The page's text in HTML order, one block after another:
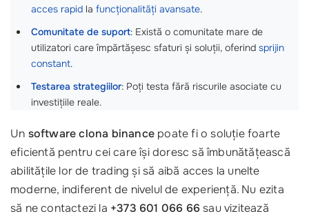
acces rapid la funcționalități avansate.
Comunitate de suport: Există o comunitate mare de
utilizatori care împărtășesc sfaturi și soluții, oferind sprijin
constant.
Testarea strategiilor: Poți testa fără riscurile asociate cu
investițiile reale.
Un software clona binance poate fi o soluție foarte
eficientă pentru cei care își doresc să îmbunătățească
abilitățile lor de trading și să aibă acces la unelte
moderne, indiferent de nivelul de experiență. Nu ezita
să ne contactezi la +373 601 066 66sau vizitează